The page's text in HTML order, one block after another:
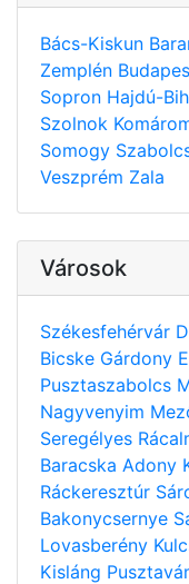
Bács-Kiskun
Zemplén
Sopron Hajdú-
Szolnok
Somogy
Veszprém Zala
Városok
Székesfehérvár
Bicske Gárdony
Pusztaszabolcs
Nagyvenyim
Seregélyes
Baracska Adony
Ráckeresztúr
Bakonycsernye
Lovasberény
Kisláng